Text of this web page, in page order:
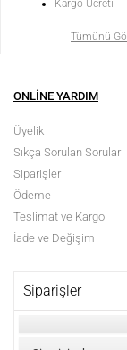
Kargo Ücreti
Tümünü
ONLINE YARDIM
Üyelik
Sıkça Sorulan Sorular
Siparişler
Ödeme
Teslimat ve Kargo
İade ve Değişim
Siparişler